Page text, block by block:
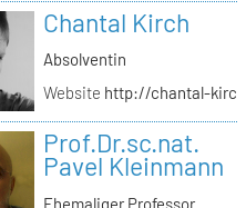
Chantal Kirch
Absolventin
Website http://chantal-
Prof.Dr.sc.nat.
Pavel Kleinmann
Ehemaliger Professor